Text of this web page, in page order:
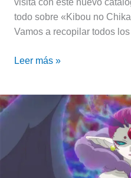
visita con este nuevo
todo sobre «Kibou no
Vamos a recopilar todos
Leer más »
Kibou
Chikara:
¡Yoko